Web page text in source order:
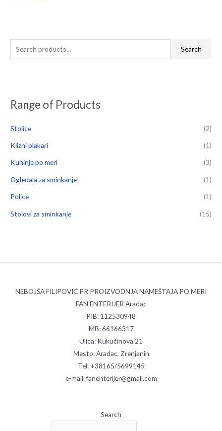
Search
Range of Products
Stolice (2)
Klizni plakari (1)
Kuhinje po meri (3)
Ogledala za sminkanje (1)
Police (1)
Stolovi za sminkanje (15)
NEBOJŠA FILIPOVIĆ PR PROIZVODNJA NAMEŠTAJA PO MERI
FAN ENTERIJER Aradac
PIB: 112530948
MB: 66166317
Ulica: Kukučinova 21
Mesto: Aradac, Zrenjanin
Tel: +38165/5699145
e-mail: fanenterijer@gmail.com
Search